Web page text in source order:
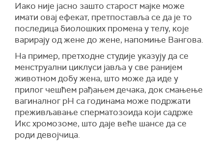
Иако није јасно зашто старост мајке може
имати овај ефекат, претпоставља се да је то
последица биолошких промена у телу, које
варирају од жене до жене, напомиње Вангова.
На пример, претходне студије указују да се
менструални циклуси јавља у све ранијем
животном добу жена, што може да иде у
прилог чешћем рађањем дечака, док смањење
вагиналног pH са годинама може подржати
преживљавање сперматозоида који садрже
Икс хромозоме, што даје веће шансе да се
роди девојчица.